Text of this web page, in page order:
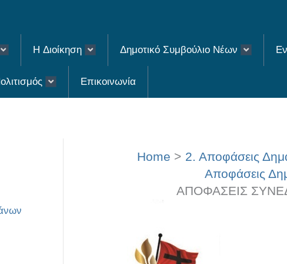
H Διοίκηση Δημοτικό Συμβούλιο Νέων
Επικοινωνία
Home
2. Αποφάσεις
Αποφάσεις
ΑΠΟΦΑΣΕΙΣ